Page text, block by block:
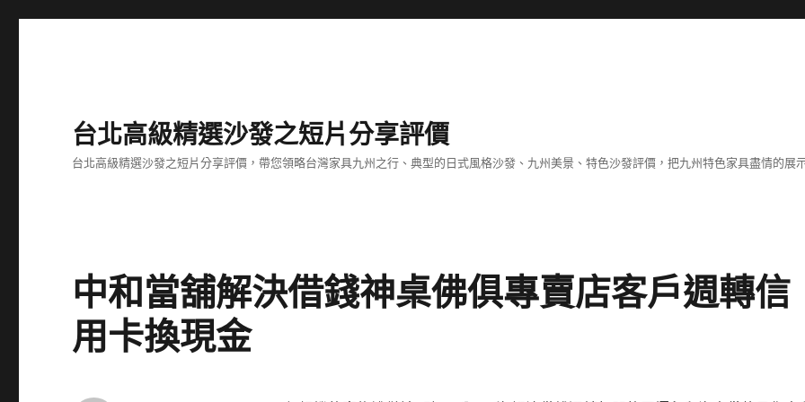
台北高級精選沙發之短片分享評價
台北高級精選沙發之短片分享評價，帶您領略台灣家具九州之行、典型的日式風格沙發、九州美景、特色沙發評價，把九州特色家具盡情的展
中和當舖解決借錢神桌佛俱專賣店客戶週轉信
用卡換現金